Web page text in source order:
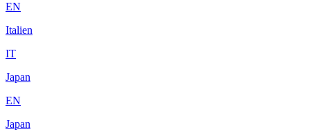
EN
Italien
IT
Japan
EN
Japan